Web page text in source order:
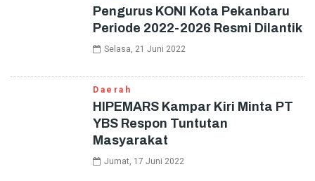
Pengurus KONI Kota Pekanbaru
Periode 2022-2026 Resmi Dilantik
Selasa, 21 Juni 2022
Daerah
HIPEMARS Kampar Kiri Minta PT
YBS Respon Tuntutan
Masyarakat
Jumat, 17 Juni 2022